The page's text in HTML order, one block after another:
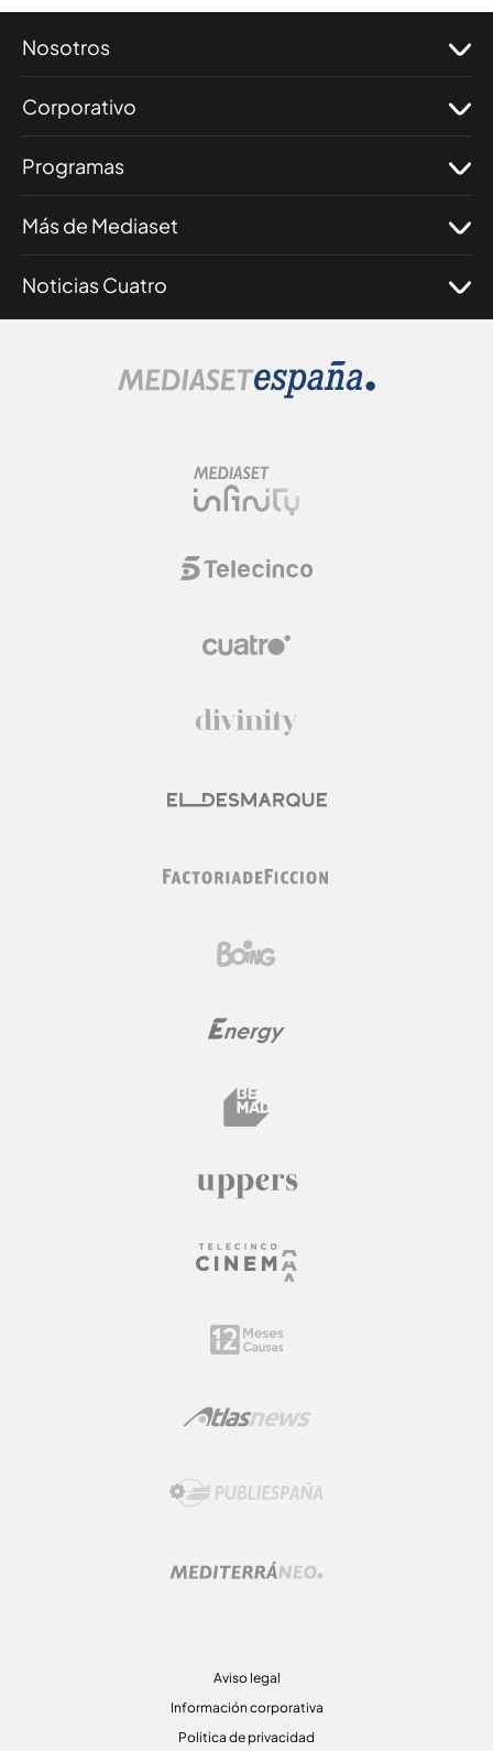
Nosotros
Corporativo
Programas
Más de Mediaset
Noticias Cuatro
Aviso legal
Información corporativa
Politica de privacidad